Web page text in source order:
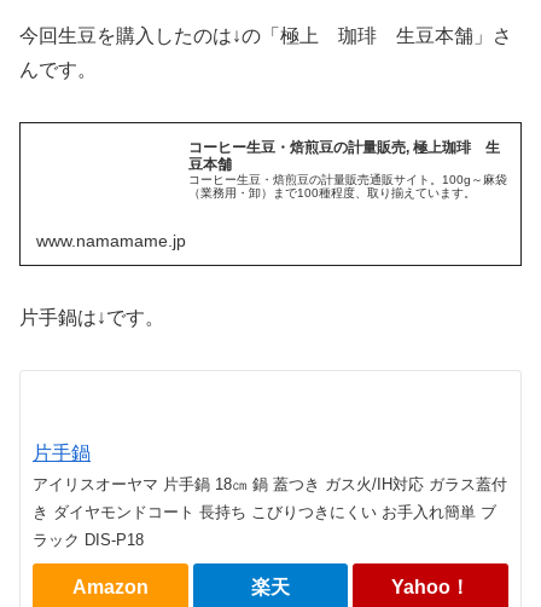
今回生豆を購入したのは↓の「極上 珈琲 生豆本舗」さ
んです。
コーヒー生豆・焙煎豆の計量販売, 極上珈琲 生
豆本舗
コーヒー生豆・焙煎豆の計量販売通販サイト。100g～麻袋
（業務用・卸）まで100種程度、取り揃えています。
www.namamame.jp
片手鍋は↓です。
片手鍋
アイリスオーヤマ 片手鍋 18㎝ 鍋 蓋つき ガス火/IH対応 ガラス蓋付
き ダイヤモンドコート 長持ち こびりつきにくい お手入れ簡単 ブ
ラック DIS-P18
Amazon 楽天 Yahoo！